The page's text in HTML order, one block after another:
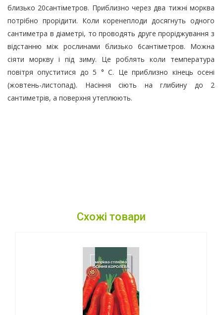
близько 20сантіметров. Приблизно через два тижні морква
потрібно прорідити. Коли коренеплоди досягнуть одного
сантиметра в діаметрі, то проводять друге проріджування з
відстанню між рослинами близько 6сантіметров. Можна
сіяти моркву і під зиму. Це роблять коли температура
повітря опуститися до 5 ° C. Це приблизно кінець осені
(жовтень-листопад). Насіння сіють на глибину до 2
сантиметрів, а поверхня утеплюють.
Схожі товари